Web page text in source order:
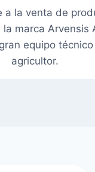
a la venta de
marca Arvensis
equipo
agricultor.